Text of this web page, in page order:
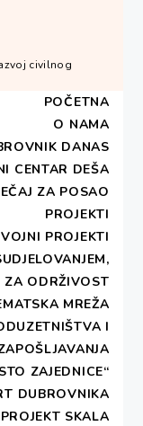
civilnog
POČETNA
O NAMA
DANAS
CENTAR DEŠA
ZA POSAO
PROJEKTI
PROJEKTI
ZA ODRŽIVOST
MREŽA
I
ZAJEDNICE“
DUBROVNIKA
PROJEKT SKALA
1992.